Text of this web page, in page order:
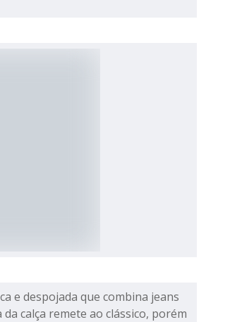
e despojada que combina jeans
calça remete ao clássico, porém